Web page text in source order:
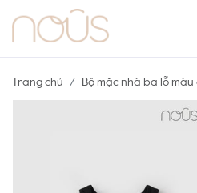
Trang chủ Bộ mặc nhà ba lỗ